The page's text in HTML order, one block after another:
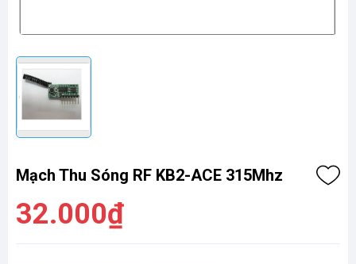
Mạch Thu Sóng RF KB2-ACE 315Mhz
32.000₫